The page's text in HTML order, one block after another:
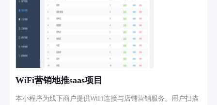
WiFi营销地推saas项目
本小程序为线下商户提供WiFi连接与店铺营销服务。用户扫描